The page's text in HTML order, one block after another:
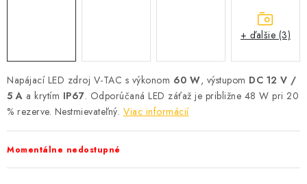
O NÁS - MEGALED & JANTON ZÁKAMENNÉ
Reklamácie a formulár na odstúpenie od zmluvy
Podmienky ochrany osobných údajov
Napájací LED zdroj V-TAC s výkonom 60 W, výstupom DC 12 V /
5 A a krytím IP67. Odporúčaná LED záťaž je približne 48 W pri 20
% rezerve. Nestmievateľný. Viac informácií
Momentálne nedostupné
+ ďalšie (3)